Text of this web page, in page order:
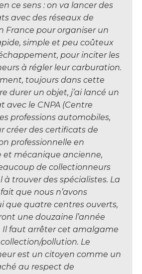
ce sens : on va lancer des
avec des réseaux de
France pour organiser un
simple et peu coûteux
pour inciter les
à régler leur carburation.
toujours dans cette
durer un objet, j’ai lancé un
avec le CNPA (Centre
professions automobiles,
créer des certificats de
professionnelle en
et mécanique ancienne,
de collectionneurs
trouver des spécialistes. La
que nous n’avons
que quatre centres ouverts,
une douzaine l’année
Il faut arrêter cet amalgame
pollution. Le
est un citoyen comme un
au respect de